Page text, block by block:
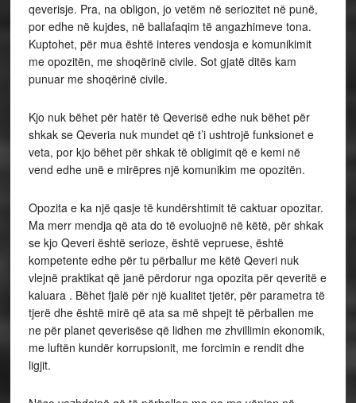
qeverisje. Pra, na obligon, jo vetëm në seriozitet në punë,
por edhe në kujdes, në ballafaqim të angazhimeve tona.
Kuptohet, për mua është interes vendosja e komunikimit
me opozitën, me shoqërinë civile. Sot gjatë ditës kam
punuar me shoqërinë civile.
Kjo nuk bëhet për hatër të Qeverisë edhe nuk bëhet për
shkak se Qeveria nuk mundet që t’i ushtrojë funksionet e
veta, por kjo bëhet për shkak të obligimit që e kemi në
vend edhe unë e mirëpres një komunikim me opozitën.
Opozita e ka një qasje të kundërshtimit të caktuar opozitar.
Ma merr mendja që ata do të evoluojnë në këtë, për shkak
se kjo Qeveri është serioze, është vepruese, është
kompetente edhe për tu përballur me këtë Qeveri nuk
vlejnë praktikat që janë përdorur nga opozita për qeveritë e
kaluara . Bëhet fjalë për një kualitet tjetër, për parametra të
tjerë dhe është mirë që ata sa më shpejt të përballen me
ne për planet qeverisëse që lidhen me zhvillimin ekonomik,
me luftën kundër korrupsionit, me forcimin e rendit dhe
ligjit.